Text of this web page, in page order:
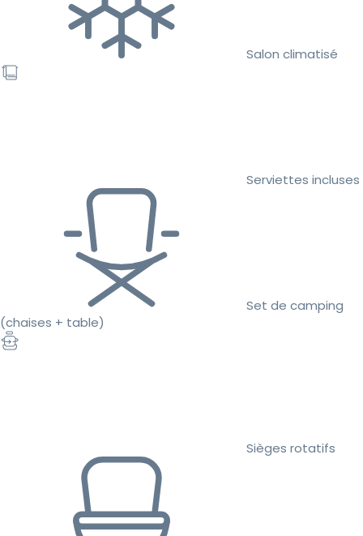
Salon climatisé
Serviettes incluses
Set de camping
(chaises + table)
Sièges rotatifs